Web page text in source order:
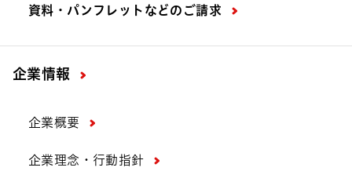
資料・パンフレットなどの ご請求
企業情報
企業概要
企業理念・行動指針